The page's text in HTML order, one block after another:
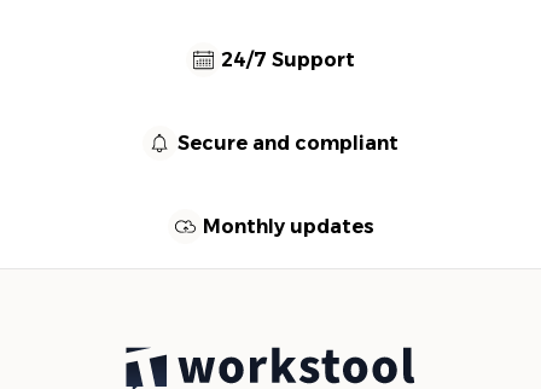
24/7 Support
Secure and compliant
Monthly updates